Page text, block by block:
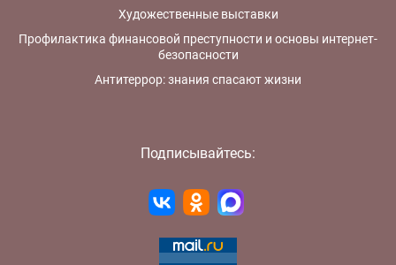
Художественные выставки
Профилактика финансовой преступности и основы интернет-
безопасности
Антитеррор: знания спасают жизни
Подписывайтесь: